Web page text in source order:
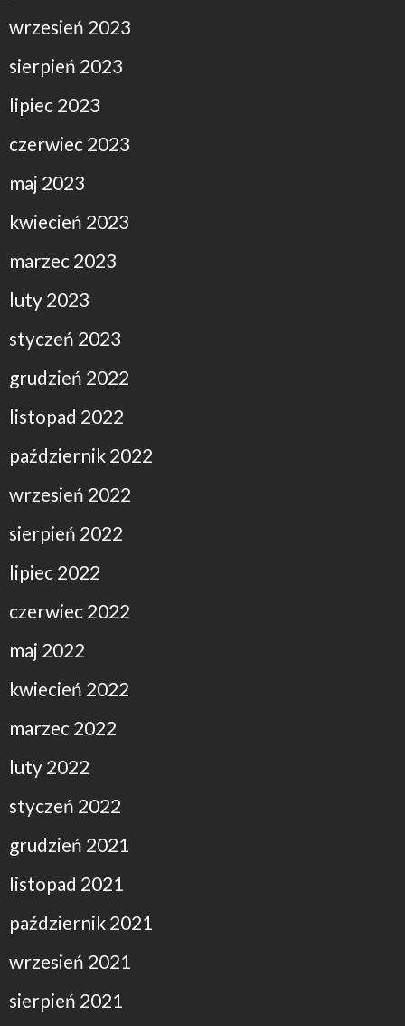
wrzesień 2023
sierpień 2023
lipiec 2023
czerwiec 2023
maj 2023
kwiecień 2023
marzec 2023
luty 2023
styczeń 2023
grudzień 2022
listopad 2022
październik 2022
wrzesień 2022
sierpień 2022
lipiec 2022
czerwiec 2022
maj 2022
kwiecień 2022
marzec 2022
luty 2022
styczeń 2022
grudzień 2021
listopad 2021
październik 2021
wrzesień 2021
sierpień 2021